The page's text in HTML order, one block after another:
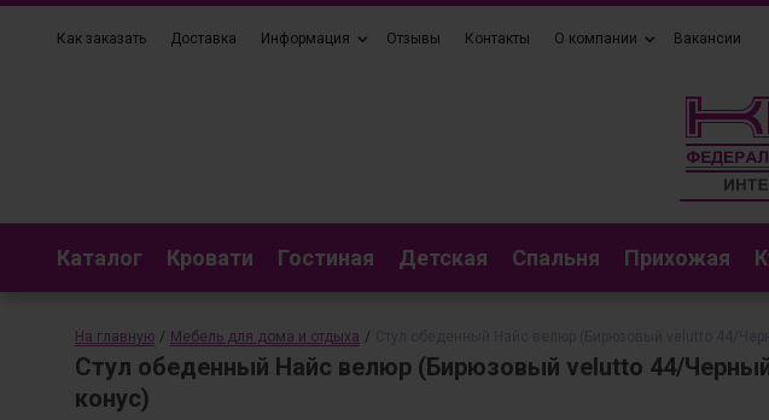
Как заказать Доставка Информация Отзывы Контакты О компании Вакансии
Каталог Кровати Гостиная Детская Спальня Прихожая
На главную / Мебель для дома и отдыха /
Стул обеденный Найс велюр (Бирюзовый velutto 44/
конус)